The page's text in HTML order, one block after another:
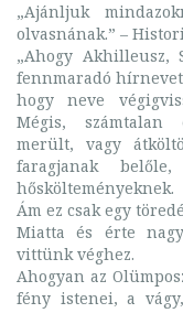
„Ajánljuk
olvasnának.” –
„Ahogy Akhilleusz,
fennmaradó
hogy neve
Mégis, számtalan
merült, vagy
faragjanak
hőskölteményeknek.
Ám ez csak egy
Miatta és érte
vittünk véghez.
Ahogyan az
fény istenei, a